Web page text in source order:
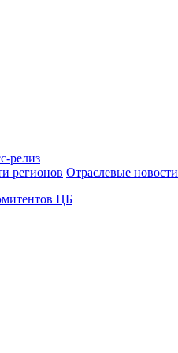
релиз
регионов Отраслевые новости
ЦБ